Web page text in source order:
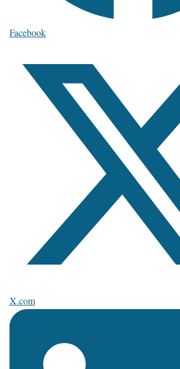
Facebook
X.com